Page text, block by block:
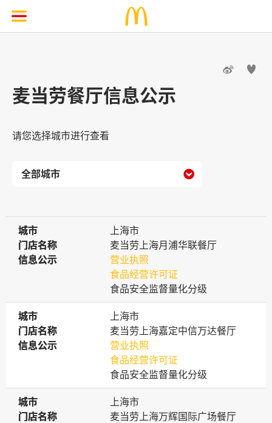
 
麦当劳餐厅信息公示
请您选择城市进行查看

城市
城市
上海市
门店名称
门店名称
麦当劳上海月浦华联餐厅
信息公示
信息公示
营业执照
食品经营许可证
食品安全监督量化分级
城市
城市
上海市
门店名称
门店名称
麦当劳上海嘉定中信万达餐厅
信息公示
信息公示
营业执照
食品经营许可证
食品安全监督量化分级
城市
城市
上海市
门店名称
门店名称
麦当劳上海万辉国际广场餐厅